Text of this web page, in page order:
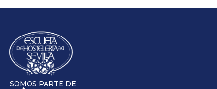
SOMOS PARTE DE